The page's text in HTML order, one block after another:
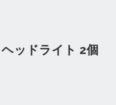
ッドライト 2個